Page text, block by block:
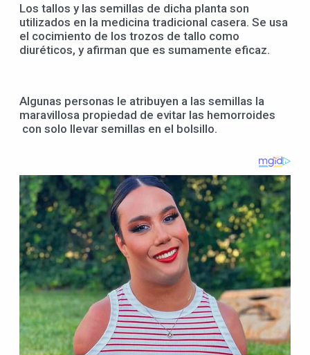
Los tallos y las semillas de dicha planta son
utilizados en la medicina tradicional casera. Se usa
el cocimiento de los trozos de tallo como
diuréticos, y afirman que es sumamente eficaz.
Algunas personas le atribuyen a las semillas la
maravillosa propiedad de evitar las hemorroides
con solo llevar semillas en el bolsillo.